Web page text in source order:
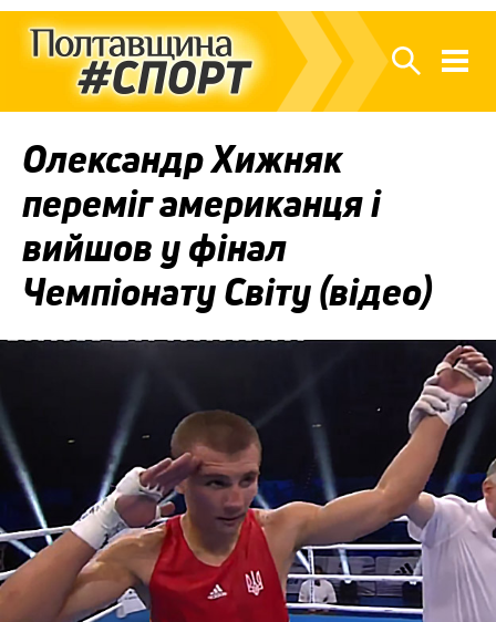
Олександр Хижняк
переміг американця і
вийшов у фінал
Чемпіонату Світу (відео)